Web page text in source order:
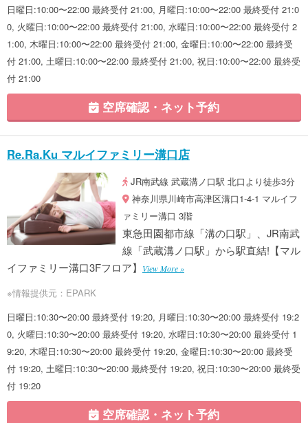
日曜日:10:00〜22:00 最終受付 21:00, 月曜日:10:00〜22:00 最終受付 21:0
0, 火曜日:10:00〜22:00 最終受付 21:00, 水曜日:10:00〜22:00 最終受付 2
1:00, 木曜日:10:00〜22:00 最終受付 21:00, 金曜日:10:00〜22:00 最終受
付 21:00, 土曜日:10:00〜22:00 最終受付 21:00, 祝日:10:00〜22:00 最終受
付 21:00
空席確認・ネット予約
Re.Ra.Ku マルイファミリー溝口店
JR南武線 武蔵溝ノ口駅 北口より徒歩3分
神奈川県川崎市高津区溝口1-4-1 マルイフ
ァミリー溝口 3階
東急田園都市線「溝の口駅」、JR南武
線「武蔵溝ノ口駅」から駅直結!【マル
イファミリー溝口3Fフロア】
View More »
※情報提供元：EPARK
日曜日:10:30〜20:00 最終受付 19:20, 月曜日:10:30〜20:00 最終受付 19:2
0, 火曜日:10:30〜20:00 最終受付 19:20, 水曜日:10:30〜20:00 最終受付 1
9:20, 木曜日:10:30〜20:00 最終受付 19:20, 金曜日:10:30〜20:00 最終受
付 19:20, 土曜日:10:30〜20:00 最終受付 19:20, 祝日:10:30〜20:00 最終受
付 19:20
空席確認・ネット予約